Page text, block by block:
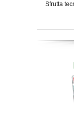
Sfrutta